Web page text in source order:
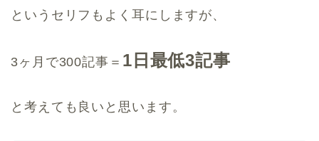
というセリフもよく耳にしますが、
3ヶ月で300記事＝ 1日最低3記事
と考えても良いと思います。